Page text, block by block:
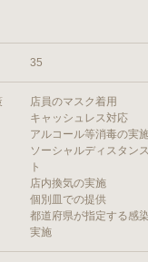
35
店員のマスク着用
キャッシュレス対応
アルコール等消毒の実
ソーシャルディスタン
ト
店内換気の実施
個別皿での提供
都道府県が指定する感
実施